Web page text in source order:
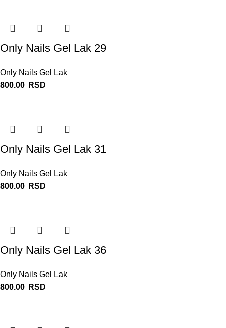
Only Nails Gel Lak 29
Only Nails Gel Lak
800.00 RSD
Only Nails Gel Lak 31
Only Nails Gel Lak
800.00 RSD
Only Nails Gel Lak 36
Only Nails Gel Lak
800.00 RSD